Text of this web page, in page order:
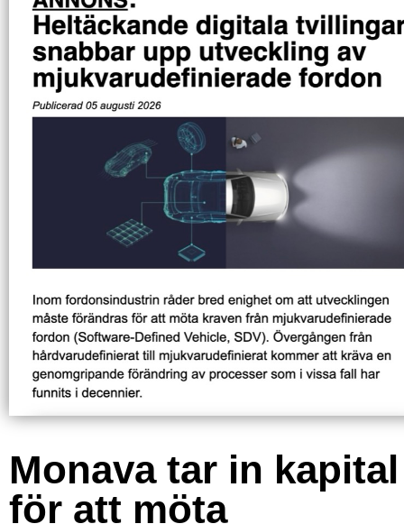
Monava tar in kapital
för att möta